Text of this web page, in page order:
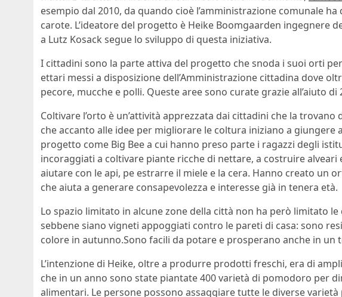
esempio dal 2010, da quando cioè l’amministrazione comunale
carote. L’ideatore del progetto è Heike Boomgaarden ingegnere
a Lutz Kosack segue lo sviluppo di questa iniziativa.
I cittadini sono la parte attiva del progetto che snoda i suoi orti
ettari messi a disposizione dell’Amministrazione cittadina dove
pecore, mucche e polli. Queste aree sono curate grazie all’aiuto
Coltivare l’orto è un’attività apprezzata dai cittadini che la
che accanto alle idee per migliorare le coltura iniziano a giungere
progetto come Big Bee a cui hanno preso parte i ragazzi degli
incoraggiati a coltivare piante ricche di nettare, a costruire
aiutare con le api, pe estrarre il miele e la cera. Hanno creato un
che aiuta a generare consapevolezza e interesse già in tenera età.
Lo spazio limitato in alcune zone della città non ha però limitato
sebbene siano vigneti appoggiati contro le pareti di casa: sono
colore in autunno.Sono facili da potare e prosperano anche in un
L’intenzione di Heike, oltre a produrre prodotti freschi, era di
che in un anno sono state piantate 400 varietà di pomodoro per
alimentari. Le persone possono assaggiare tutte le diverse